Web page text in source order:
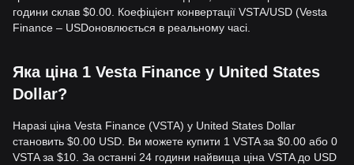
години склав $0.00. Коефіцієнт конвертації VSTA/USD (Vesta
Finance – USDоновлюється в реальному часі.
Яка ціна 1 Vesta Finance у United States
Dollar?
Наразі ціна Vesta Finance (VSTA) у United States Dollar
становить $0.00 USD. Ви можете купити 1 VSTA за $0.00 або 0
VSTA за $10. За останні 24 години найвища ціна VSTA до USD